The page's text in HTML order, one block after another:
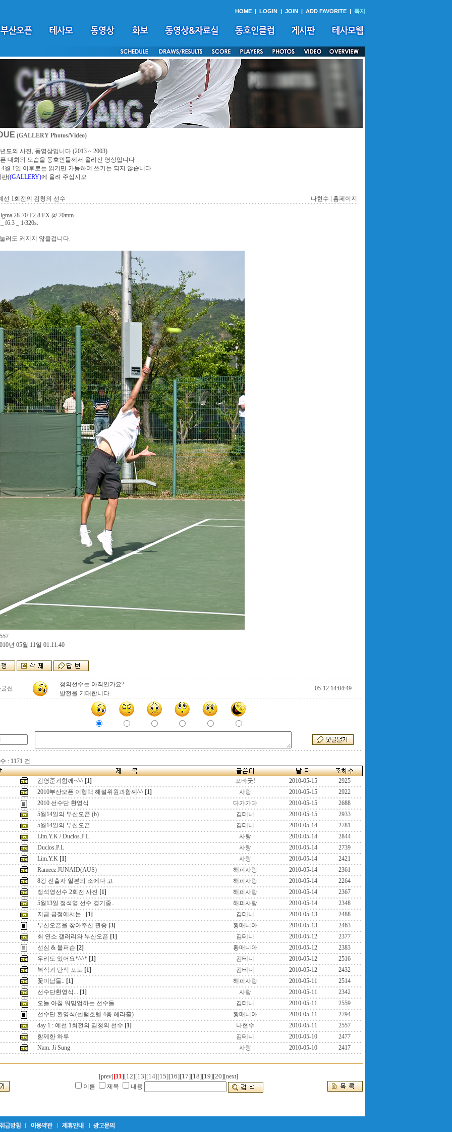
HOME | LOGIN | JOIN | ADD FAVORITE | 쪽지
(GALLERY Photos/Video)
도의 사진, 동영상입니다 (2013 ~ 2003)
대회의 모습을 동호인들께서 올리신 영상입니다
월 1일 이후로는 읽기만 가능하며 쓰기는 되지 않습니다
((GALLERY)에 올려 주십시오
선 1회전의 김청의 선수 나현수 | 홈페이지
28-70 F2.8 EX @ 70mm
f6.3 _ 1/320s.
러도 커지지 않을겁니다.
년 05월 11일 01:11:40
산
청의선수는 아직인가요?
발전을 기대합니다.
05-12 14:04:49
: 1171 건
김영준과함께~^^ [1] 포바굿! 2010-05-15
2925
2010부산오픈 이형택 해설위원과함꼐^^ [1] 사랑 2010-05-15
2922
2010 선수단 환영식
다가가다 2010-05-15
2688
5월14일의 부산오픈 (b)
김테니 2010-05-15
2933
5월14일의 부산오픈
김테니 2010-05-14
2781
Lim.Y.K / Duclos.P.L
사랑 2010-05-14
2844
Duclos.P.L
사랑 2010-05-14
2739
Lim.Y.K [1] 사랑 2010-05-14
2421
Rameez JUNAID(AUS)
해피사랑 2010-05-14
2361
8강 진출자 일본의 소에다 고
해피사랑 2010-05-14
2264
정석영선수 2회전 사진 [1] 해피사랑 2010-05-14
2367
5월13일 정석영 선수 경기중..
해피사랑 2010-05-14
2348
지금 금정에서는.. [1] 김테니 2010-05-13
2488
부산오픈을 찾아주신 관중 [3] 황매니아 2010-05-13
2463
최 연소 갤러리와 부산오픈 [1] 김테니 2010-05-12
2377
선심 & 볼퍼슨 [2] 황매니아 2010-05-12
2383
우리도 있어요*^^* [1] 김테니 2010-05-12
2516
복식과 단식 포토 [1] 김테니 2010-05-12
2432
꽃미남들.. [1] 해피사랑 2010-05-11
2514
선수단환영식... [1] 사랑 2010-05-11
2342
오늘 아침 워밍업하는 선수들
김테니 2010-05-11
2559
선수단 환영식(센텀호텔 4층 헤라홀)
황매니아 2010-05-11
2794
day 1 : 예선 1회전의 김청의 선수 [1] 나현수 2010-05-11
2557
함께한 하루
김테니 2010-05-10
2477
Nam. Ji Sung
사랑 2010-05-10 2417
[prev] [11][12][13][14][15][16][17][18][19][20][next]
이름
제목 내용